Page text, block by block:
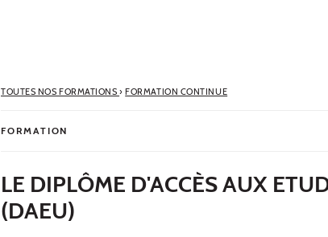
TOUTES NOS FORMATIONS› FORMATION CONTINUE
FORMATION
LE DIPLÔME D'ACCÈS AUX
(DAEU)